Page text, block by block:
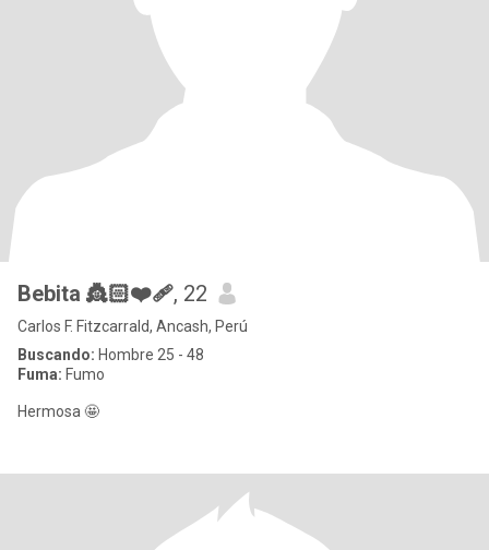
Bebita 👸🏻❤️‍🩹, 22
Carlos F. Fitzcarrald, Ancash, Perú
Buscando: Hombre 25 - 48
Fuma: Fumo
Hermosa 🤩